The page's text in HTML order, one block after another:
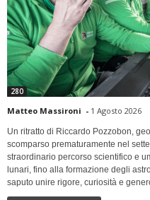
280
Matteo Massironi - 1 Agosto 2026
Un ritratto di Riccardo Pozzobon,
scomparso prematuramente nel
straordinario percorso scientifico e
lunari, fino alla formazione degli
saputo unire rigore, curiosità e